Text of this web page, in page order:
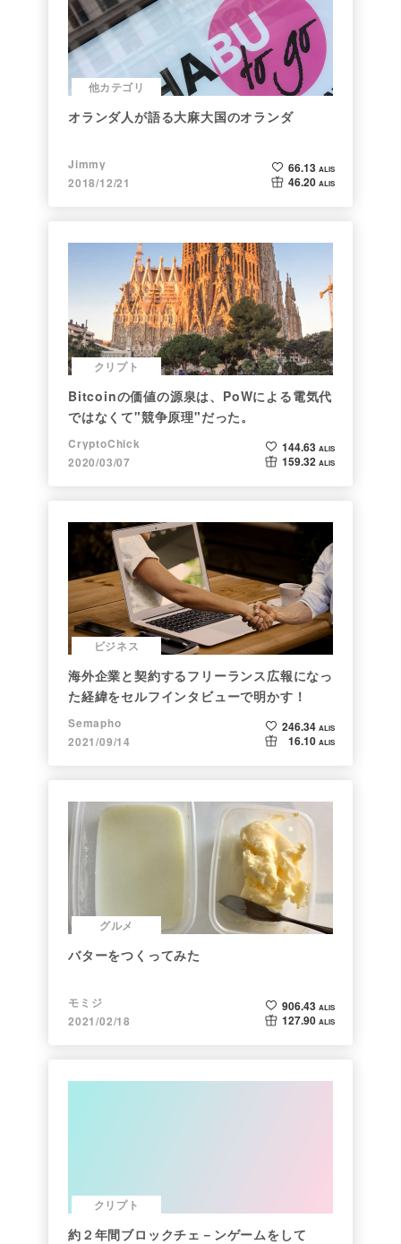
他カテゴリ
オランダ人が語る大麻大国のオランダ
Jimmy
2018/12/21
66.13 ALIS
46.20 ALIS
クリプト
Bitcoinの価値の源泉は、PoWによる電気代
ではなくて"競争原理"だった。
CryptoChick
2020/03/07
144.63 ALIS
159.32 ALIS
ビジネス
海外企業と契約するフリーランス広報になっ
た経緯をセルフインタビューで明かす！
Semapho
2021/09/14
246.34 ALIS
16.10 ALIS
グルメ
バターをつくってみた
モミジ
2021/02/18
906.43 ALIS
127.90 ALIS
クリプト
約２年間ブロックチェ－ンゲームをして